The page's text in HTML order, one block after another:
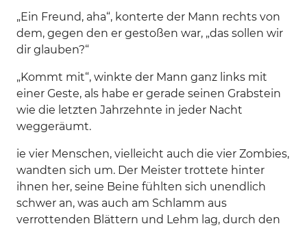
„Ein Freund, aha“, konterte der Mann rechts von
dem, gegen den er gestoßen war, „das sollen wir
dir glauben?“
„Kommt mit“, winkte der Mann ganz links mit
einer Geste, als habe er gerade seinen Grabstein
wie die letzten Jahrzehnte in jeder Nacht
weggeräumt.
ie vier Menschen, vielleicht auch die vier Zombies,
wandten sich um. Der Meister trottete hinter
ihnen her, seine Beine fühlten sich unendlich
schwer an, was auch am Schlamm aus
verrottenden Blättern und Lehm lag, durch den